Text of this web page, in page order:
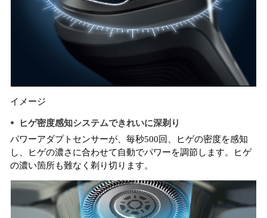
イメージ
ヒゲ密度感知システムできれいに深剃り
パワーアダプトセンサーが、毎秒500回、ヒゲの密度を感知
し、ヒゲの濃さに合わせて自動でパワーを調節します。ヒゲ
の濃い箇所も難なく剃り切ります。